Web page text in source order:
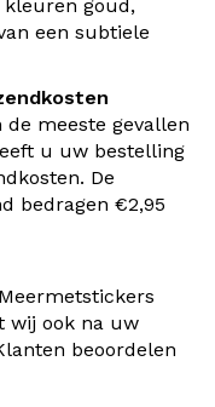
kleuren goud,
een subtiele
meeste gevallen
u uw bestelling
De
bedragen €2,95
wij ook na uw
beoordelen